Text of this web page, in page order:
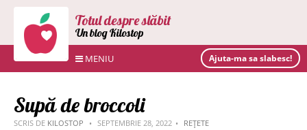
Totul despre slăbit
Un blog Kilostop
MENIU Ajuta-ma sa slabesc!
Supă de broccoli
SCRIS DE KILOSTOP SEPTEMBRIE 28, 2022 REȚETE